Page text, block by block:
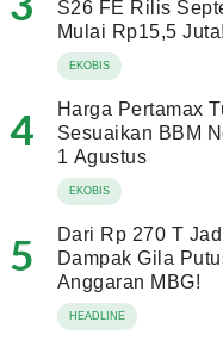
S26 FE Rilis
Mulai Rp15,5 Juta!
EKOBIS
4
Harga Pertamax
Sesuaikan BBM
1 Agustus
EKOBIS
5
Dari Rp 270 T
Dampak Gila
Anggaran MBG!
HEADLINE